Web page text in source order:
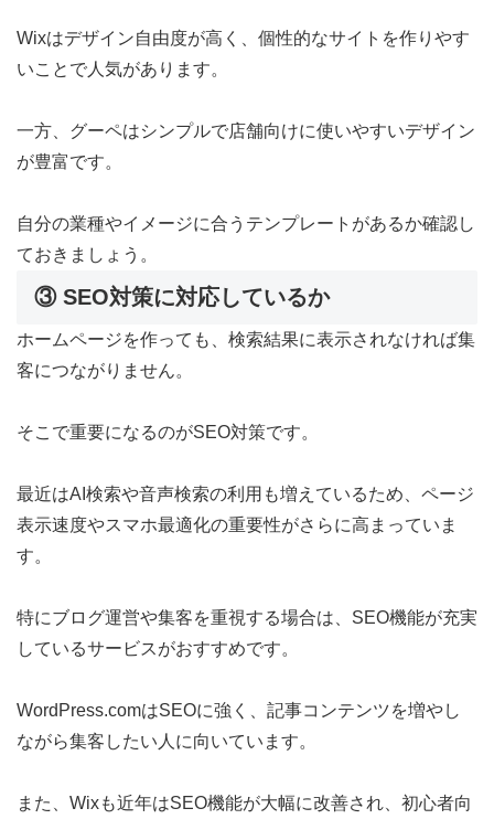
Wixはデザイン自由度が高く、個性的なサイトを作りやす
いことで人気があります。
一方、グーペはシンプルで店舗向けに使いやすいデザイン
が豊富です。
自分の業種やイメージに合うテンプレートがあるか確認し
ておきましょう。
③ SEO対策に対応しているか
ホームページを作っても、検索結果に表示されなければ集
客につながりません。
そこで重要になるのがSEO対策です。
最近はAI検索や音声検索の利用も増えているため、ページ
表示速度やスマホ最適化の重要性がさらに高まっていま
す。
特にブログ運営や集客を重視する場合は、SEO機能が充実
しているサービスがおすすめです。
WordPress.comはSEOに強く、記事コンテンツを増やし
ながら集客したい人に向いています。
また、Wixも近年はSEO機能が大幅に改善され、初心者向